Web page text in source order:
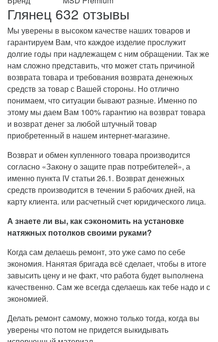
Глянец 632 отзывы
Мы уверены в высоком качестве наших товаров и
гарантируем Вам, что каждое изделие прослужит
долгие годы при надлежащем с ним обращении. Так же
нам сложно представить, что может стать причиной
возврата товара и требования возврата денежных
средств за товар с Вашей стороны. Но отлично
понимаем, что ситуации бывают разные. Именно по
этому мы даем Вам 100% гарантию на возврат товара
и возврат денег за любой штучный товар
приобретенный в нашем интернет-магазине.
Возврат и обмен купленного товара производится
согласно «Закону о защите прав потребителей», а
именно пункта IV статьи 26.1. Возврат денежных
средств производится в течении 5 рабочих дней, на
карту клиента. или расчетный счет юридического лица.
А знаете ли вы, как сэкономить на установке
натяжных потолков своими руками?
Когда сам делаешь ремонт, это уже само по себе
экономия. Нанятая бригада всё сделает, чтобы в итоге
завысить цену и не факт, что работа будет выполнена
качественно. Сам же всегда сделаешь как тебе надо и с
экономией.
Делать ремонт самому, можно только тогда, когда вы
уверены что потом не придется выкидывать